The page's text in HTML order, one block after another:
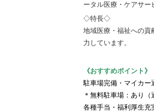
ータル医療・ケアサー
◇特長◇
地域医療・福祉への貢
力しています。
《おすすめポイント》
駐車場完備・マイカー
＊無料駐車場：あり（
各種手当・福利厚生充